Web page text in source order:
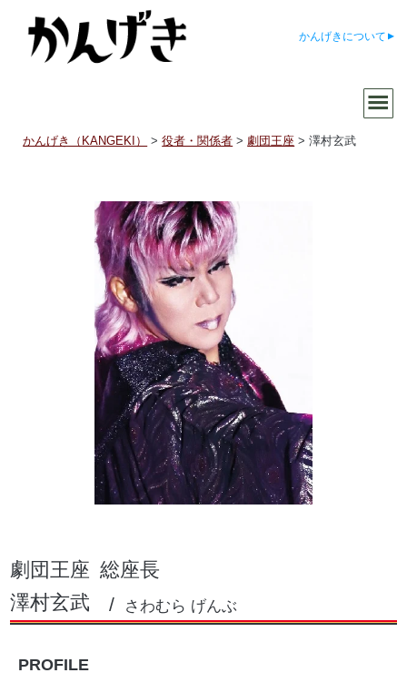
かんげきについて
かんげき（KANGEKI） >役者・関係者 >劇団王座 >澤村玄武
劇団王座 総座長
澤村玄武
さわむら げんぶ
PROFILE